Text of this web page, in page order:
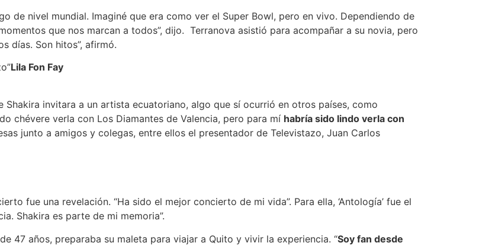
de nivel mundial. Imaginé que era como ver el Super Bowl, pero en vivo. Dependiendo de
que nos marcan a todos”, dijo. Terranova asistió para acompañar a su novia, pero
días. Son hitos”, afirmó.
Lila Fon Fay
invitara a un artista ecuatoriano, algo que sí ocurrió en otros países, como
chévere verla con Los Diamantes de Valencia, pero para mí habría sido lindo verla con
junto a amigos y colegas, entre ellos el presentador de Televistazo, Juan Carlos
fue una revelación. “Ha sido el mejor concierto de mi vida”. Para ella, ‘Antología’ fue el
Shakira es parte de mi memoria”.
47 años, preparaba su maleta para viajar a Quito y vivir la experiencia. “Soy fan desde